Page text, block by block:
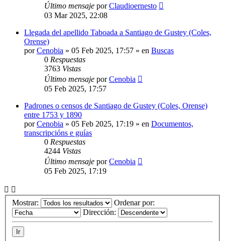
Último mensaje porClaudioernesto
03 Mar 2025, 22:08
Llegada del apellido Taboada a Santiago de Gustey (Coles,
Orense)
porCenobia » 05 Feb 2025, 17:57 » en Buscas
0 Respuestas
3763 Vistas
Último mensaje porCenobia
05 Feb 2025, 17:57
Padrones o censos de Santiago de Gustey (Coles, Orense)
entre 1753 y 1890
porCenobia » 05 Feb 2025, 17:19 » en Documentos,
transcripcións e guías
0 Respuestas
4244 Vistas
Último mensaje porCenobia
05 Feb 2025, 17:19
Mostrar:
Ordenar por:
Dirección: